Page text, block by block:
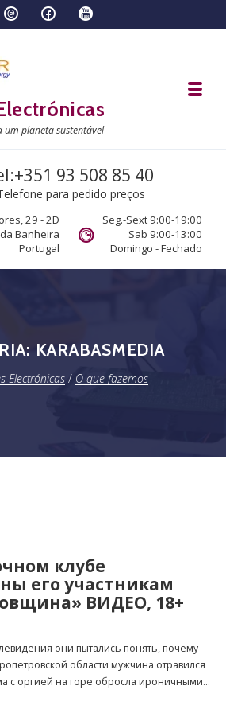
um planeta sustentável
us 93 508 85 40
para pedido preços
29 - 2D
Banheira
Portugal
Seg.-Sext 9:00-19:00
Sab 9:00-13:00
Domingo - Fechado
KARABASMEDIA
Electrónicas/ O que fazemos
клубе
его участникам
ВИДЕО, 18+
они пытались понять, почему
области мужчина отравился
с оргией на горе обросла ироничными